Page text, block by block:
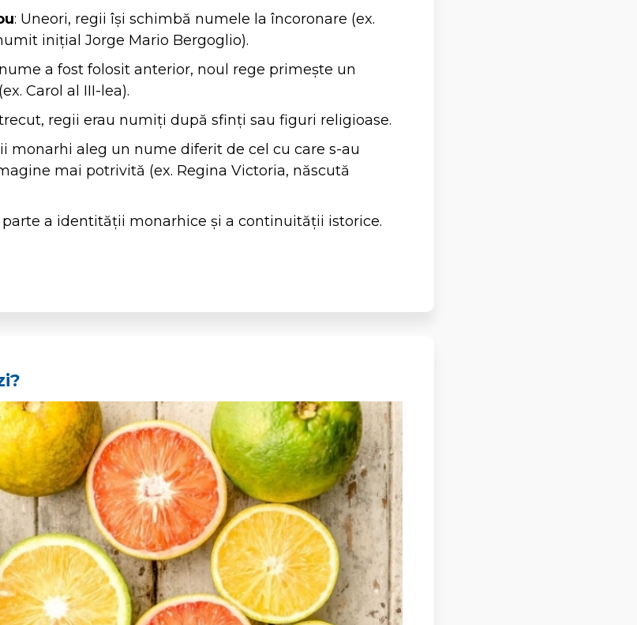
: Uneori, regii își schimbă numele la încoronare (ex.
inițial Jorge Mario Bergoglio).
a fost folosit anterior, noul rege primește un
Carol al III-lea).
regii erau numiți după sfinți sau figuri religioase.
monarhi aleg un nume diferit de cel cu care s-au
mai potrivită (ex. Regina Victoria, născută
a identității monarhice și a continuității istorice.